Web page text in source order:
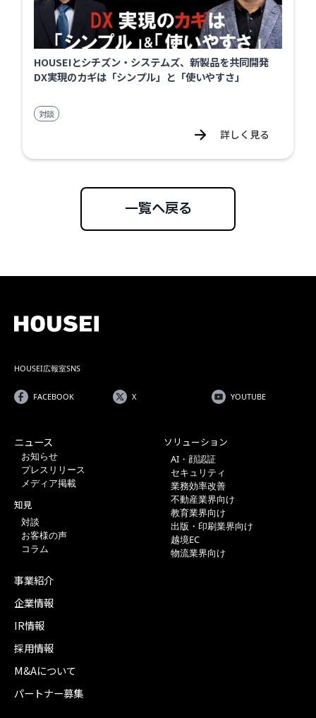
HOUSEIとシチズン・システムズ、新製品を共同開発
DX実現のカギは「シンプル」と「使いやすさ」
対談
詳しく見る
一覧へ戻る
HOUSEI広報室SNS
FACEBOOK X YOUTUBE
ニュース
お知らせ
プレスリリース
メディア掲載
知見
対談
お客様の声
コラム
ソリューション
AI・顔認証
セキュリティ
業務効率改善
不動産業界向け
教育業界向け
出版・印刷業界向け
越境EC
物流業界向け
事業紹介
企業情報
IR情報
採用情報
M&Aについて
パートナー募集